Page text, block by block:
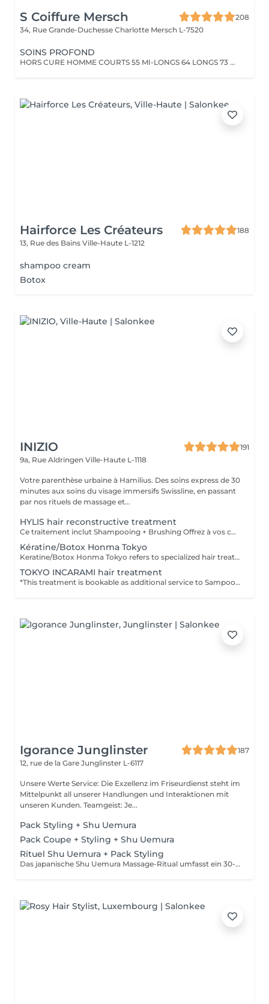
S Coiffure Mersch
208
34, Rue Grande-Duchesse Charlotte Mersch L-7520
SOINS PROFOND
HORS CURE HOMME COURTS 55 MI-LONGS 64 LONGS 73 HORS CURE FEMME COURTS 82 MI- LONGS94 LONGS 106
Hairforce Les Créateurs
188
13, Rue des Bains Ville-Haute L-1212
shampoo cream
Botox
INIZIO
191
9a, Rue Aldringen Ville-Haute L-1118
Votre parenthèse urbaine à Hamilius. Des soins express de 30
minutes aux soins du visage immersifs Swissline, en passant
par nos rituels de massage et...
HYLIS hair reconstructive treatment
Ce traitement inclut Shampooing + Brushing Offrez à vos cheveux la réparation en profondeur qu'ils méritent. Ce traitement professionnel en salon par Hylis restaure les cheveux abîmés, affaiblis ou sur-traités de l'intérieur reconstruisant la fibre capillaire, restituant les nutriments perdus et redonnant douceur, brillance et force. Idéal pour les cheveux fragilisés par des traitements chimiques, la chaleur des outils coiffants ou les agressions environnementales. Repartez du salon avec des cheveux visiblement plus sains et plus résistants.
Kératine/Botox Honma Tokyo
Keratine/Botox Honma Tokyo refers to specialized hair treatments offered by Honma Tokyo, a renowned brand known for its professional haircare products originating from Japan and Brazil. The Keratine treatment involves applying high-quality keratin-based formulas to smooth, strengthen, and restore damaged or frizzy hair. It helps eliminate frizz, enhances shine, and makes hair more manageable without altering the hair's natural structure drastically. The Botox treatment for hair, often called hair botox, deeply nourishes and hydrates the hair, reducing signs of aging and damage. It restores moisture, repairs split ends, and promotes softness and elasticity, giving hair a youthful, revitalized appearance. Both treatments are popular in Tokyo salons for their effectiveness in improving hair health, texture, and appearance with lasting results.
TOKYO INCARAMI hair treatment
*This treatment is bookable as additional service to Sampoo+Blowdry/Styling or Hair Coloring services
Igorance Junglinster
187
12, rue de la Gare Junglinster L-6117
Unsere Werte Service: Die Exzellenz im Friseurdienst steht im
Mittelpunkt all unserer Handlungen und Interaktionen mit
unseren Kunden. Teamgeist: Je...
Pack Styling + Shu Uemura
Pack Coupe + Styling + Shu Uemura
Rituel Shu Uemura + Pack Styling
Das japanische Shu Uemura Massage-Ritual umfasst ein 30-minütiges Shampoo und eine Behandlung zur intensiven Haarreparatur und Entspannung + Styling-Paket. Die Preise sind als Richtwerte zu verstehen und müssen nach einer individuellen Beratung durch Ihren Friseur/Stylisten/Spezialisten bestätigt werden. Die Geschäftsleitung behält sich das Recht vor, Änderungen zur reibungslosen Funktion des Salons vorzunehmen.